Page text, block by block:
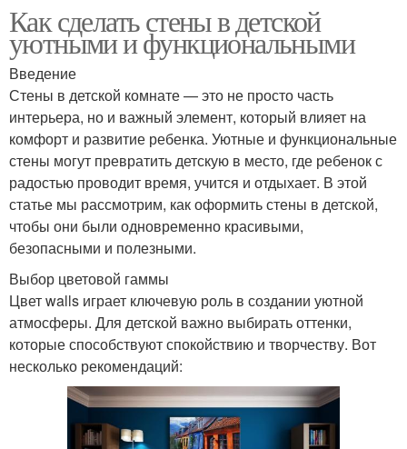
Как сделать стены в детской
уютными и функциональными
Введение
Стены в детской комнате — это не просто часть
интерьера, но и важный элемент, который влияет на
комфорт и развитие ребенка. Уютные и функциональные
стены могут превратить детскую в место, где ребенок с
радостью проводит время, учится и отдыхает. В этой
статье мы рассмотрим, как оформить стены в детской,
чтобы они были одновременно красивыми,
безопасными и полезными.
Выбор цветовой гаммы
Цвет walls играет ключевую роль в создании уютной
атмосферы. Для детской важно выбирать оттенки,
которые способствуют спокойствию и творчеству. Вот
несколько рекомендаций: